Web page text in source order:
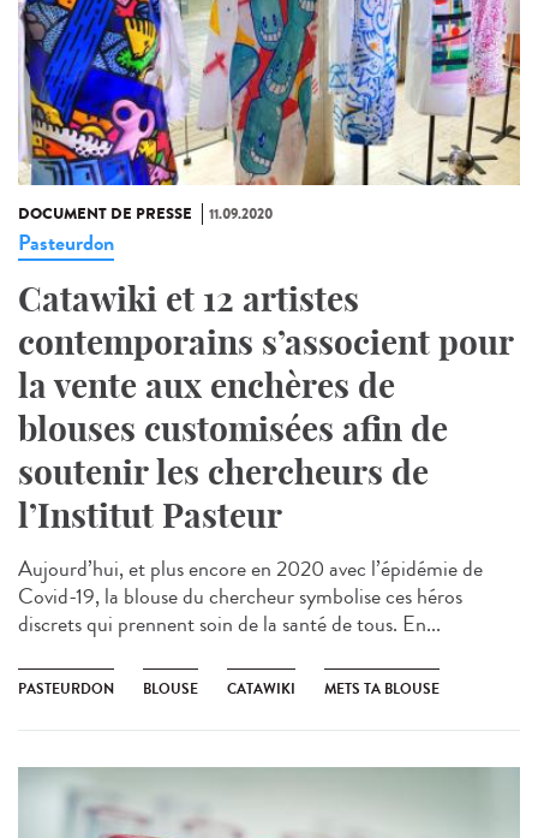
DOCUMENT DE PRESSE 11.09.2020
Pasteurdon
Catawiki et 12 artistes
contemporains s’associent pour
la vente aux enchères de
blouses customisées afin de
soutenir les chercheurs de
l’Institut Pasteur
Aujourd’hui, et plus encore en 2020 avec l’épidémie de
Covid-19, la blouse du chercheur symbolise ces héros
discrets qui prennent soin de la santé de tous. En...
PASTEURDON BLOUSE CATAWIKI METS TA BLOUSE